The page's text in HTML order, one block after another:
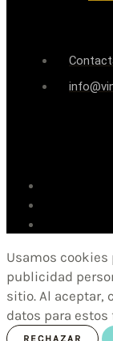
Usamos cookies
publicidad
sitio. Al aceptar,
datos para